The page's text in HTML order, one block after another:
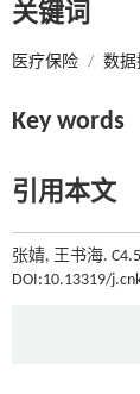
关键词
医疗保险 / 数据
Key words
引用本文
张婧, 王书海.
DOI:10.13319/